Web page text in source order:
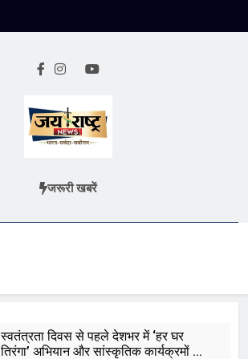
Jai Rashtra
हिंदी समाचार
जरूरी खबरें
स्वतंत्रता दिवस से पहले देशभर में ‘हर घर
तिरंगा’ अभियान और सांस्कृतिक कार्यक्रमों की